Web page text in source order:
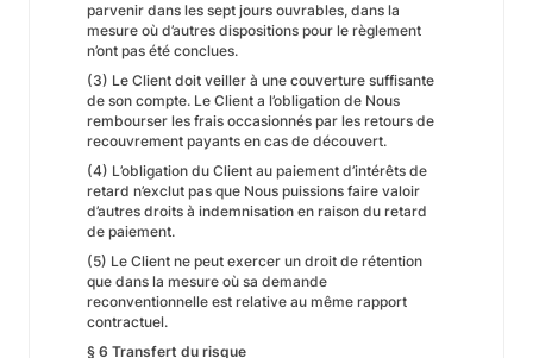
parvenir dans les sept jours ouvrables, dans la
mesure où d’autres dispositions pour le règlement
n’ont pas été conclues.
(3) Le Client doit veiller à une couverture suffisante
de son compte. Le Client a l’obligation de Nous
rembourser les frais occasionnés par les retours de
recouvrement payants en cas de découvert.
(4) L’obligation du Client au paiement d’intérêts de
retard n’exclut pas que Nous puissions faire valoir
d’autres droits à indemnisation en raison du retard
de paiement.
(5) Le Client ne peut exercer un droit de rétention
que dans la mesure où sa demande
reconventionnelle est relative au même rapport
contractuel.
§ 6 Transfert du risque